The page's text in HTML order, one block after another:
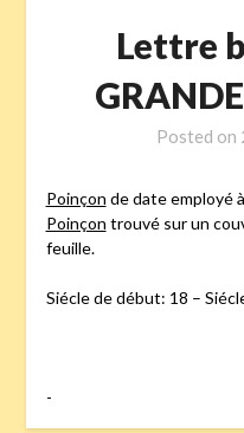
Lettre
Posted on
Poinçon de date employé
Poinçon trouvé sur un
feuille.
Siécle de début: 18 –
-